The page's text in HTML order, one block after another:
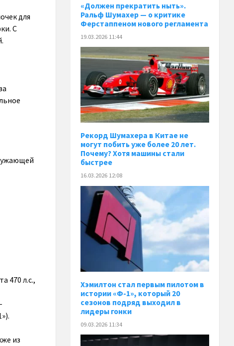
для
С
470 л.с.,
из
«Должен прекратить ныть».
Ральф Шумахер — о критике
Ферстаппеном нового регламента
19.03.2026 11:44
Рекорд Шумахера в Китае не
могут побить уже более 20 лет.
Почему? Хотя машины стали
быстрее
16.03.2026 12:08
Хэмилтон стал первым пилотом в
истории «Ф-1», который 20
сезонов подряд выходил в
лидеры гонки
09.03.2026 11:34